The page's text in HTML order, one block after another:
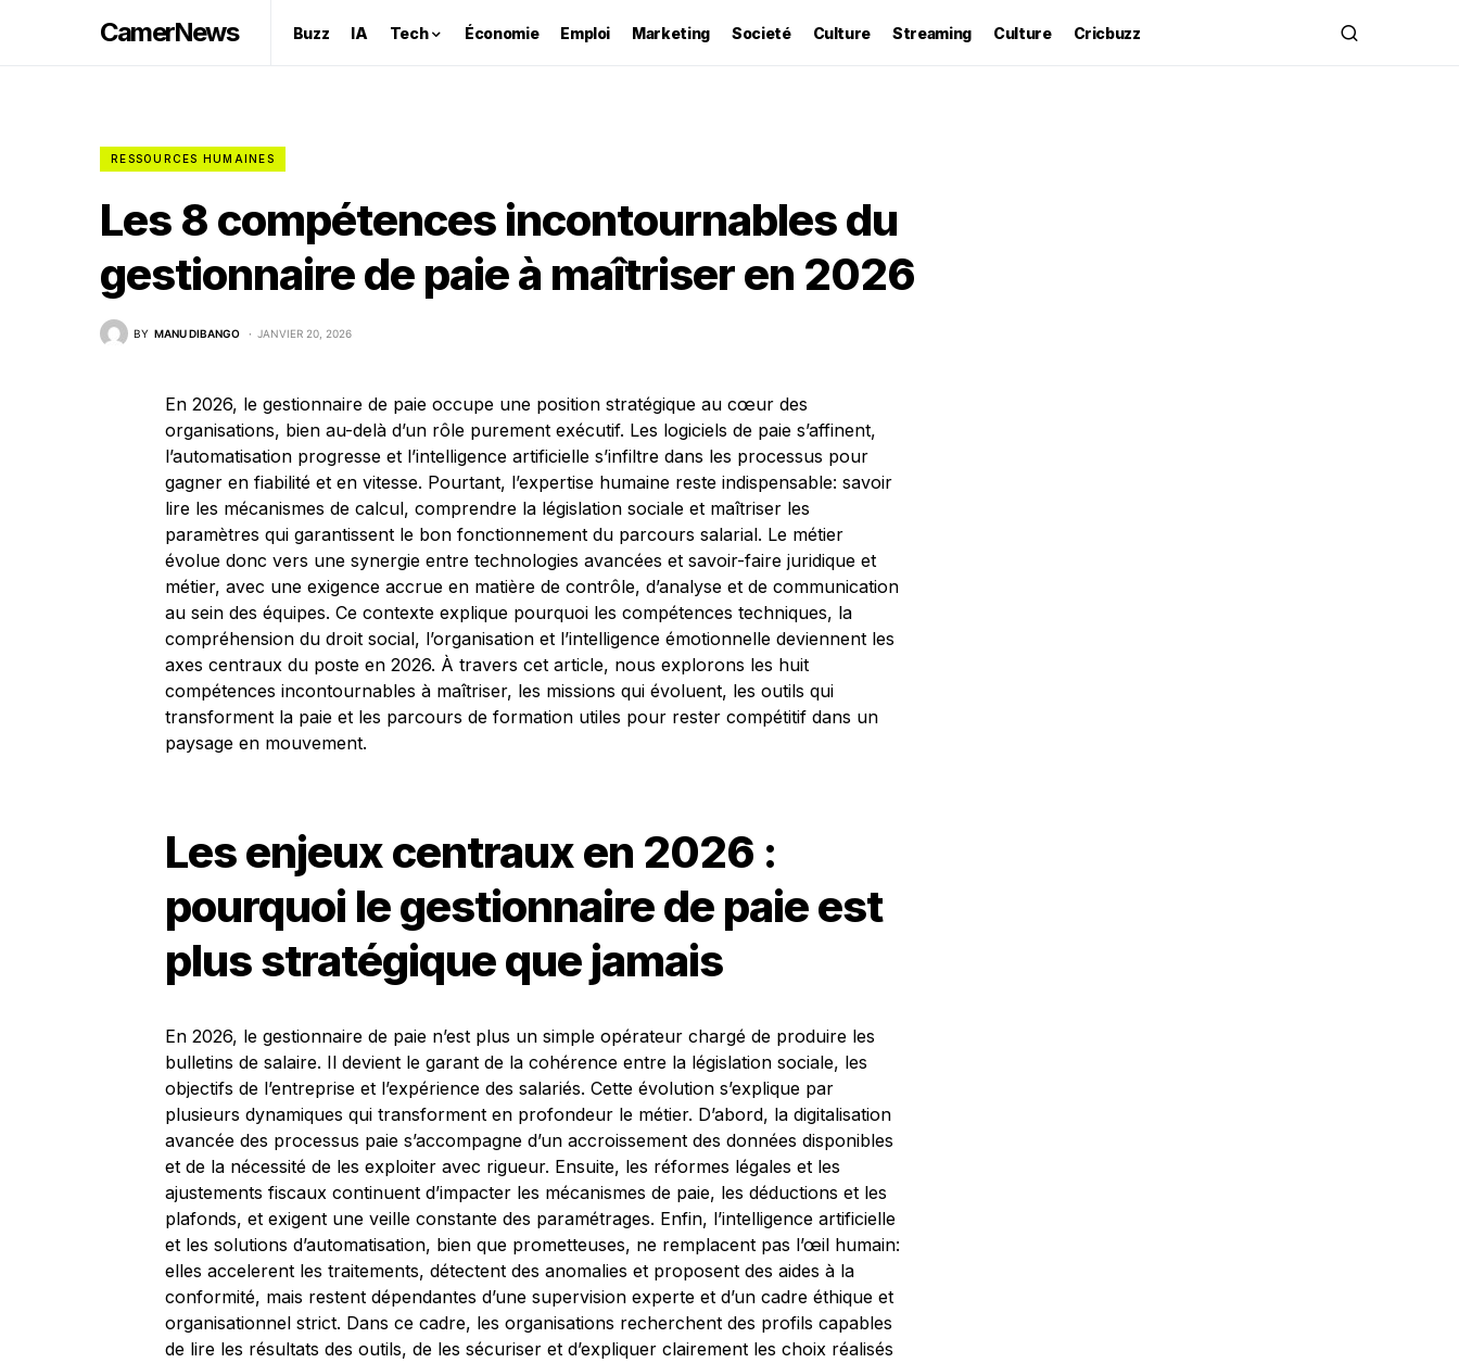
CamerNews Buzz IA Tech Économie Emploi Marketing Societé Culture Streaming Culture Cricbuzz
RESSOURCES HUMAINES
Les 8 compétences incontournables du
gestionnaire de paie à maîtriser en 2026
BY MANU DIBANGO JANVIER 20, 2026
En 2026, le gestionnaire de paie occupe une position stratégique au cœur des
organisations, bien au-delà d’un rôle purement exécutif. Les logiciels de paie s’affinent,
l’automatisation progresse et l’intelligence artificielle s’infiltre dans les processus pour
gagner en fiabilité et en vitesse. Pourtant, l’expertise humaine reste indispensable: savoir
lire les mécanismes de calcul, comprendre la législation sociale et maîtriser les
paramètres qui garantissent le bon fonctionnement du parcours salarial. Le métier
évolue donc vers une synergie entre technologies avancées et savoir-faire juridique et
métier, avec une exigence accrue en matière de contrôle, d’analyse et de communication
au sein des équipes. Ce contexte explique pourquoi les compétences techniques, la
compréhension du droit social, l’organisation et l’intelligence émotionnelle deviennent les
axes centraux du poste en 2026. À travers cet article, nous explorons les huit
compétences incontournables à maîtriser, les missions qui évoluent, les outils qui
transforment la paie et les parcours de formation utiles pour rester compétitif dans un
paysage en mouvement.
Les enjeux centraux en 2026 :
pourquoi le gestionnaire de paie est
plus stratégique que jamais
En 2026, le gestionnaire de paie n’est plus un simple opérateur chargé de produire les
bulletins de salaire. Il devient le garant de la cohérence entre la législation sociale, les
objectifs de l’entreprise et l’expérience des salariés. Cette évolution s’explique par
plusieurs dynamiques qui transforment en profondeur le métier. D’abord, la digitalisation
avancée des processus paie s’accompagne d’un accroissement des données disponibles
et de la nécessité de les exploiter avec rigueur. Ensuite, les réformes légales et les
ajustements fiscaux continuent d’impacter les mécanismes de paie, les déductions et les
plafonds, et exigent une veille constante des paramétrages. Enfin, l’intelligence artificielle
et les solutions d’automatisation, bien que prometteuses, ne remplacent pas l’œil humain:
elles accelerent les traitements, détectent des anomalies et proposent des aides à la
conformité, mais restent dépendantes d’une supervision experte et d’un cadre éthique et
organisationnel strict. Dans ce cadre, les organisations recherchent des profils capables
de lire les résultats des outils, de les sécuriser et d’expliquer clairement les choix réalisés